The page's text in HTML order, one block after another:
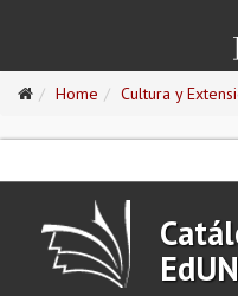
Home Cultura y